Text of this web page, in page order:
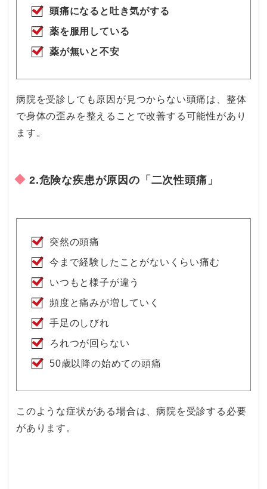
頭痛になると吐き気がする
薬を服用している
薬が無いと不安
病院を受診しても原因が見つからない頭痛は、整体
で身体の歪みを整えることで改善する可能性があり
ます。
2.危険な疾患が原因の「二次性頭痛」
突然の頭痛
今まで経験したことがないくらい痛む
いつもと様子が違う
頻度と痛みが増していく
手足のしびれ
ろれつが回らない
50歳以降の始めての頭痛
このような症状がある場合は、病院を受診する必要
があります。